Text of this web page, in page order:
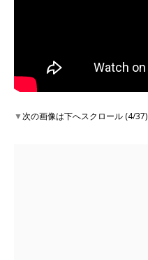
▼次の画像は下へスクロール (4/37)